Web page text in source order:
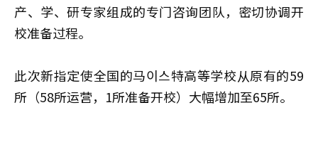
产、学、研专家组成的专门咨询团队，密切协调开
校准备过程。
此次新指定使全国的马이스特高等学校从原有的59
所（58所运营，1所准备开校）大幅增加至65所。